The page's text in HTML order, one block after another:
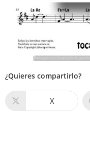
¿Quieres compartirlo?
X